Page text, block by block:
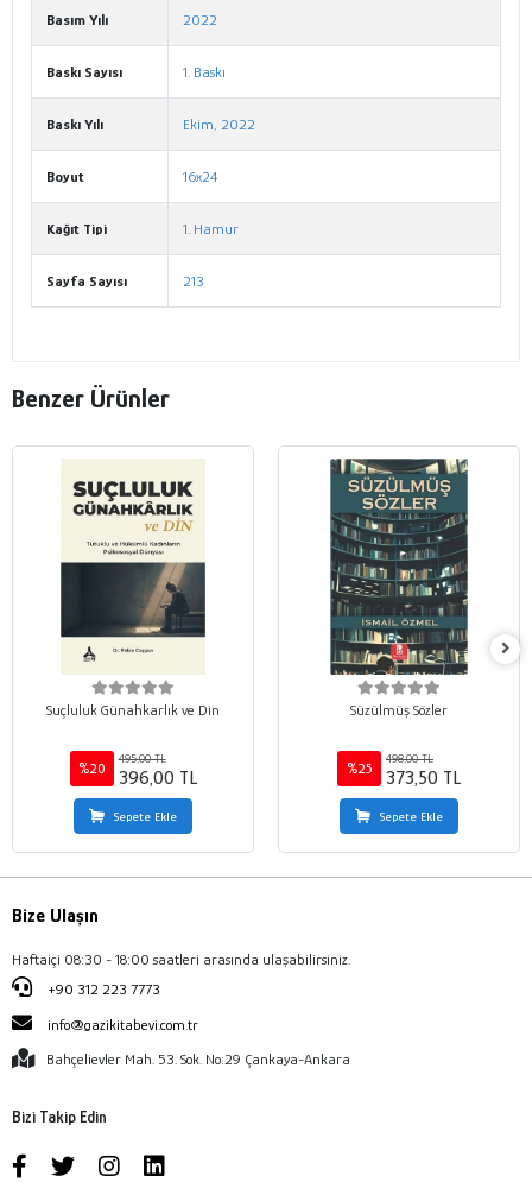
Basım Yılı 2022
Baskı Sayısı 1. Baskı
Baskı Yılı Ekim, 2022
Boyut 16x24
Kağıt Tipi 1. Hamur
Sayfa Sayısı 213
Benzer Ürünler
Suçluluk Günahkarlık ve Din
%20
495,00 TL
396,00 TL
Sepete Ekle
Süzülmüş Sözler
%25
498,00 TL
373,50 TL
Sepete Ekle
Bize Ulaşın
Haftaiçi 08:30 - 18:00 saatleri arasında ulaşabilirsiniz.
+90 312 223 7773
info@gazikitabevi.com.tr
Bahçelievler Mah. 53. Sok. No:29 Çankaya-Ankara
Bizi Takip Edin